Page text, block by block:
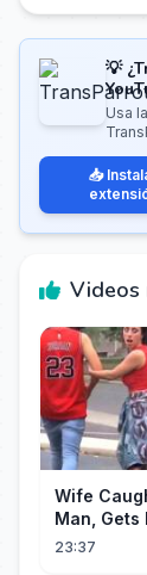
💡
Usa
📥
Videos
Wife
Man, Gets
23:37